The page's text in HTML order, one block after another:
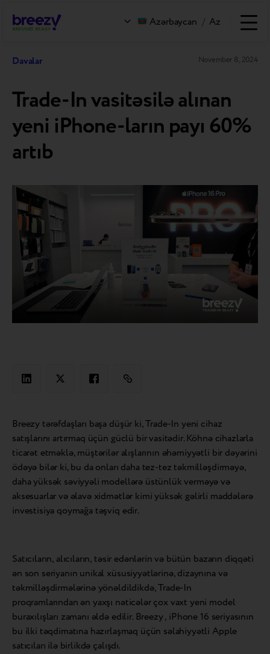
Azərbaycan / Az
Davalar November 8, 2024
Trade-In vasitəsilə alınan
yeni iPhone-ların payı 60%
artıb
Breezy tərəfdaşları başa düşür ki, Trade-In yeni cihaz
satışlarını artırmaq üçün güclü bir vasitədir. Köhnə cihazlarla
ticarət etməklə, müştərilər alışlarının əhəmiyyətli bir dəyərini
ödəyə bilər ki, bu da onları daha tez-tez təkmilləşdirməyə,
daha yüksək səviyyəli modellərə üstünlük verməyə və
aksesuarlar və əlavə xidmətlər kimi yüksək gəlirli maddələrə
investisiya qoymağa təşviq edir.
Satıcıların, alıcıların, təsir edənlərin və bütün bazarın diqqəti
ən son seriyanın unikal xüsusiyyətlərinə, dizaynına və
təkmilləşdirmələrinə yönəldildikdə, Trade-In
proqramlarından ən yaxşı nəticələr çox vaxt yeni model
buraxılışları zamanı əldə edilir. Breezy , iPhone 16 seriyasının
bu ilki təqdimatına hazırlaşmaq üçün səlahiyyətli Apple
satıcıları ilə birlikdə çalışdı.